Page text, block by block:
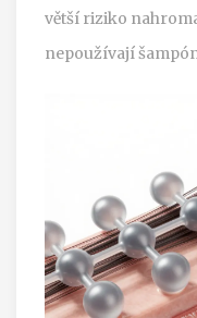
větší riziko
nepoužívají